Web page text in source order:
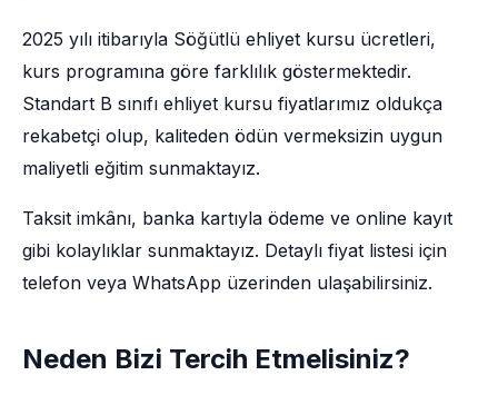
2025 yılı itibarıyla Söğütlü ehliyet kursu ücretleri,
kurs programına göre farklılık göstermektedir.
Standart B sınıfı ehliyet kursu fiyatlarımız oldukça
rekabetçi olup, kaliteden ödün vermeksizin uygun
maliyetli eğitim sunmaktayız.
Taksit imkânı, banka kartıyla ödeme ve online kayıt
gibi kolaylıklar sunmaktayız. Detaylı fiyat listesi için
telefon veya WhatsApp üzerinden ulaşabilirsiniz.
Neden Bizi Tercih Etmelisiniz?